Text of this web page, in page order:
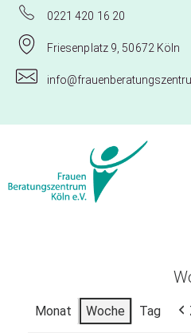
0221 420 16 20
Friesenplatz 9, 50672 Köln
Monat Woche Tag